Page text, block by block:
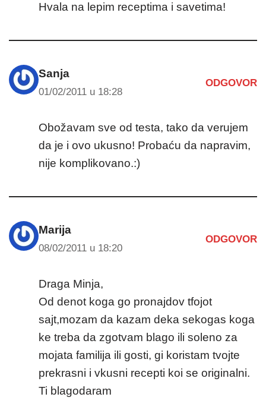
Hvala na lepim receptima i savetima!
Sanja
01/02/2011 u 18:28
ODGOVOR
Obožavam sve od testa, tako da verujem
da je i ovo ukusno! Probaću da napravim,
nije komplikovano.:)
Marija
08/02/2011 u 18:20
ODGOVOR
Draga Minja,
Od denot koga go pronajdov tfojot
sajt,mozam da kazam deka sekogas koga
ke treba da zgotvam blago ili soleno za
mojata familija ili gosti, gi koristam tvojte
prekrasni i vkusni recepti koi se originalni.
Ti blagodaram